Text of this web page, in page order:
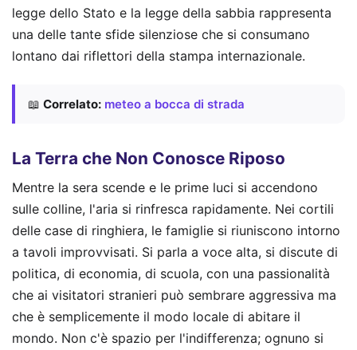
legge dello Stato e la legge della sabbia rappresenta
una delle tante sfide silenziose che si consumano
lontano dai riflettori della stampa internazionale.
📖 Correlato: meteo a bocca di strada
La Terra che Non Conosce Riposo
Mentre la sera scende e le prime luci si accendono
sulle colline, l'aria si rinfresca rapidamente. Nei cortili
delle case di ringhiera, le famiglie si riuniscono intorno
a tavoli improvvisati. Si parla a voce alta, si discute di
politica, di economia, di scuola, con una passionalità
che ai visitatori stranieri può sembrare aggressiva ma
che è semplicemente il modo locale di abitare il
mondo. Non c'è spazio per l'indifferenza; ognuno si